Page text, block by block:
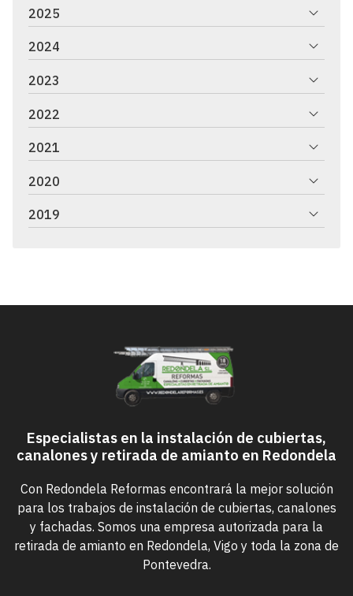
2025
2024
2023
2022
2021
2020
2019
Especialistas en la instalación de cubiertas,
canalones y retirada de amianto en Redondela
Con Redondela Reformas encontrará la mejor solución
para los trabajos de instalación de cubiertas, canalones
y fachadas. Somos una empresa autorizada para la
retirada de amianto en Redondela, Vigo y toda la zona de
Pontevedra.